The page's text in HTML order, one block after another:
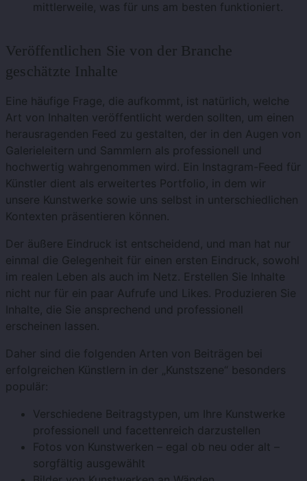
mittlerweile, was für uns am besten funktioniert.
Veröffentlichen Sie von der Branche
geschätzte Inhalte
Eine häufige Frage, die aufkommt, ist natürlich, welche
Art von Inhalten veröffentlicht werden sollten, um einen
herausragenden Feed zu gestalten, der in den Augen von
Galerieleitern und Sammlern als professionell und
hochwertig wahrgenommen wird. Ein Instagram-Feed für
Künstler dient als erweitertes Portfolio, in dem wir
unsere Kunstwerke sowie uns selbst in unterschiedlichen
Kontexten präsentieren können.
Der äußere Eindruck ist entscheidend, und man hat nur
einmal die Gelegenheit für einen ersten Eindruck, sowohl
im realen Leben als auch im Netz. Erstellen Sie Inhalte
nicht nur für ein paar Aufrufe und Likes. Produzieren Sie
Inhalte, die Sie ansprechend und professionell
erscheinen lassen.
Daher sind die folgenden Arten von Beiträgen bei
erfolgreichen Künstlern in der „Kunstszene“ besonders
populär:
Verschiedene Beitragstypen, um Ihre Kunstwerke
professionell und facettenreich darzustellen
Fotos von Kunstwerken – egal ob neu oder alt –
sorgfältig ausgewählt